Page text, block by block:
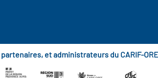
et administrateurs du CARIF-